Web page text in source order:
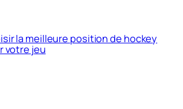
la meilleure position de hockey
votre jeu